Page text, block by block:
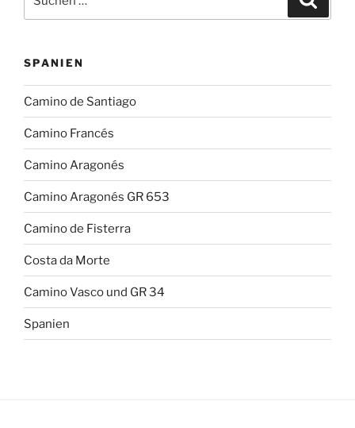
nach:
SPANIEN
Camino de Santiago
Camino Francés
Camino Aragonés
Camino Aragonés GR 653
Camino de Fisterra
Costa da Morte
Camino Vasco und GR 34
Spanien